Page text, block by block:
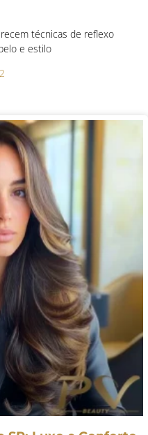
técnicas de reflexo
e estilo